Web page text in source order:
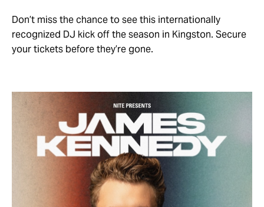
Don’t miss the chance to see this internationally
recognized DJ kick off the season in Kingston. Secure
your tickets before they’re gone.